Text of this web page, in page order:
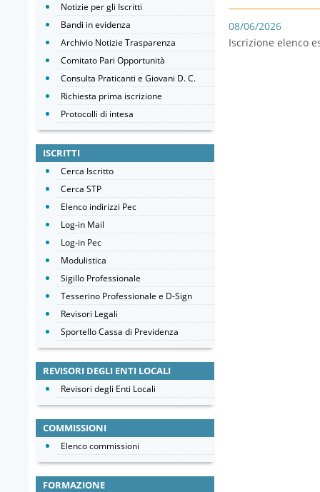
08/06/2026
Iscrizione elenco
Notizie per gli Iscritti
Bandi in evidenza
Archivio Notizie Trasparenza
Comitato Pari Opportunità
Consulta Praticanti e Giovani D. C.
Richiesta prima iscrizione
Protocolli di intesa
ISCRITTI
Cerca Iscritto
Cerca STP
Elenco indirizzi Pec
Log-in Mail
Log-in Pec
Modulistica
Sigillo Professionale
Tesserino Professionale e D-Sign
Revisori Legali
Sportello Cassa di Previdenza
REVISORI DEGLI ENTI LOCALI
Revisori degli Enti Locali
COMMISSIONI
Elenco commissioni
FORMAZIONE